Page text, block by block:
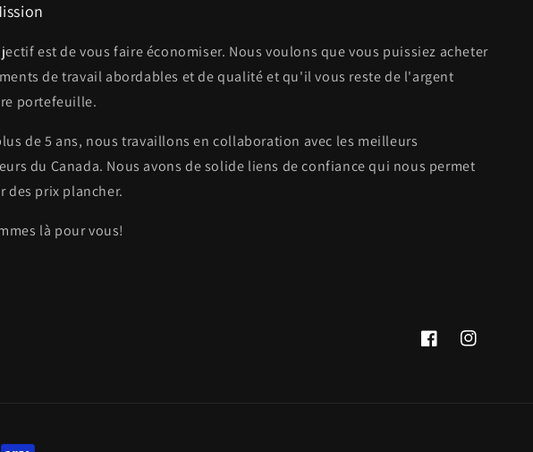
est de vous faire économiser. Nous voulons que vous puissiez acheter
de travail abordables et de qualité et qu'il vous reste de l'argent
portefeuille.
de 5 ans, nous travaillons en collaboration avec les meilleurs
du Canada. Nous avons de solide liens de confiance qui nous permet
des prix plancher.
là pour vous!
FacebookInstagram